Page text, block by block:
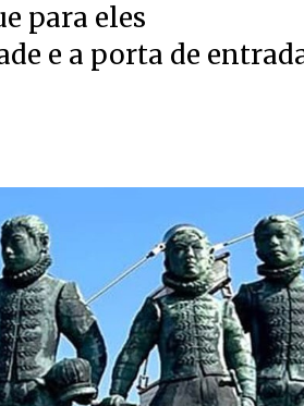
para eles
e a porta de